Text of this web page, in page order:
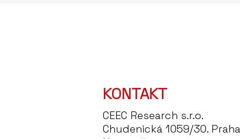
KONTAKT
CEEC Research s.r.o.
Chudenická 1059/30.